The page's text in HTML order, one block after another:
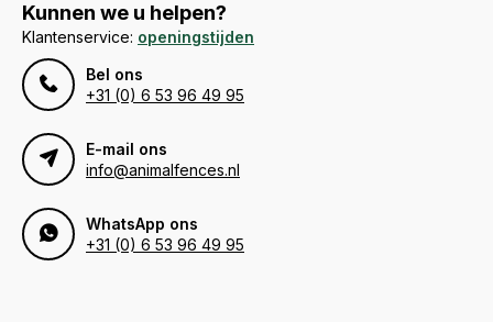
Kunnen we u helpen?
Klantenservice: openingstijden
Bel ons
+31 (0) 6 53 96 49 95
E-mail ons
info@animalfences.nl
WhatsApp ons
+31 (0) 6 53 96 49 95